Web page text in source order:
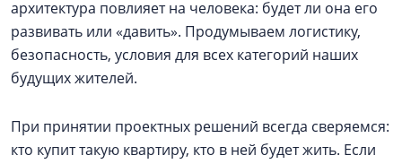
архитектура повлияет на человека: будет ли она его
развивать или «давить». Продумываем логистику,
безопасность, условия для всех категорий наших
будущих жителей.
При принятии проектных решений всегда сверяемся:
кто купит такую квартиру, кто в ней будет жить. Если